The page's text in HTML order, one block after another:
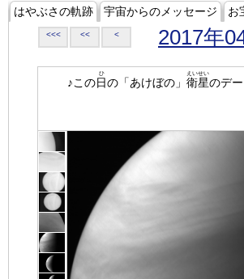
はやぶさの軌跡 宇宙からのメッセージ お
<<< << < 2017年
♪この日
ひ
の「あけぼの」 衛星
えいせい
のデ